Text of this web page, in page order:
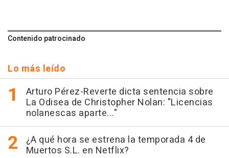
Contenido patrocinado
Lo más leído
Arturo Pérez-Reverte dicta sentencia sobre
La Odisea de Christopher Nolan: "Licencias
nolanescas aparte..."
¿A qué hora se estrena la temporada 4 de
Muertos S.L. en Netflix?